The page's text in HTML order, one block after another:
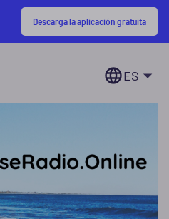
Descarga la aplicación gratuita
ES